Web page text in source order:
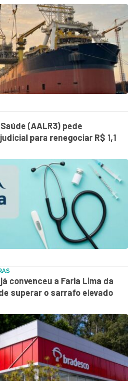
(AALR3) pede
para renegociar R$ 1,1
convenceu a Faria Lima da
superar o sarrafo elevado